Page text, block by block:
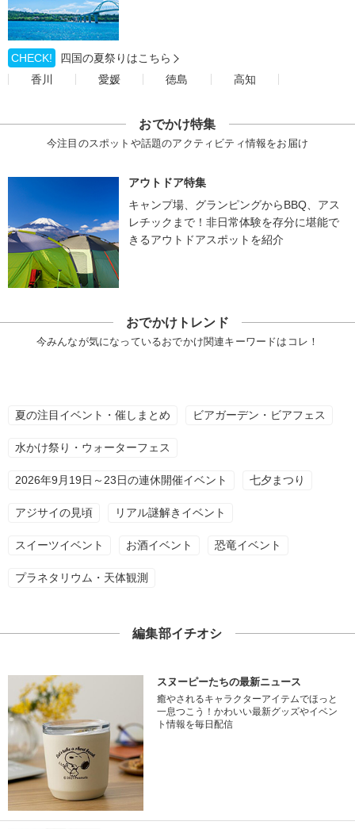
CHECK!
四国の夏祭りはこちら
香川
愛媛 徳島 高知
おでかけ特集
今注目のスポットや話題のアクティビティ情報をお届け
アウトドア特集
キャンプ場、グランピングからBBQ、アス
レチックまで！非日常体験を存分に堪能で
きるアウトドアスポットを紹介
おでかけトレンド
今みんなが気になっているおでかけ関連キーワードはコレ！
夏の注目イベント・催しまとめ ビアガーデン・ビアフェス
水かけ祭り・ウォーターフェス
2026年9月19日～23日の連休開催イベント 七夕まつり
アジサイの見頃 リアル謎解きイベント
スイーツイベント お酒イベント 恐竜イベント
プラネタリウム・天体観測
編集部イチオシ
スヌーピーたちの最新ニュース
癒やされるキャラクターアイテムでほっと
一息つこう！かわいい最新グッズやイベン
ト情報を毎日配信